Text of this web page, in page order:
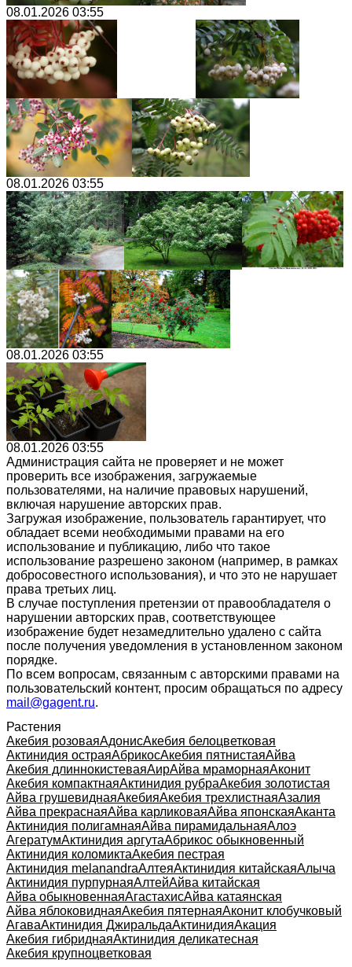
08.01.2026 03:55
08.01.2026 03:55
08.01.2026 03:55
08.01.2026 03:55
Администрация сайта не проверяет и не может
проверить все изображения, загружаемые
пользователями, на наличие правовых нарушений,
включая нарушение авторских прав.
Загружая изображение, пользователь гарантирует, что
обладает всеми необходимыми правами на его
использование и публикацию, либо что такое
использование разрешено законом (например, в рамках
добросовестного использования), и что это не нарушает
права третьих лиц.
В случае поступления претензии от правообладателя о
нарушении авторских прав, соответствующее
изображение будет незамедлительно удалено с сайта
после получения уведомления в установленном законом
порядке.
По всем вопросам, связанным с авторскими правами на
пользовательский контент, просим обращаться по адресу
mail@gagent.ru.
Растения
Акебия розоваяАдонисАкебия белоцветковая
Актинидия остраяАбрикосАкебия пятнистаяАйва
Акебия длиннокистеваяАирАйва мраморнаяАконит
Акебия компактнаяАктинидия рубраАкебия золотистая
Айва грушевиднаяАкебияАкебия трехлистнаяАзалия
Айва прекраснаяАйва карликоваяАйва японскаяАканта
Актинидия полигамнаяАйва пирамидальнаяАлоэ
АгератумАктинидия аргутаАбрикос обыкновенный
Актинидия коломиктаАкебия пестрая
Актинидия melanandraАлтеяАктинидия китайскаяАлыча
Актинидия пурпурнаяАлтейАйва китайская
Айва обыкновеннаяАгастахисАйва катаянская
Айва яблоковиднаяАкебия пятернаяАконит клобучковый
АгаваАктинидия ДжиральдаАктинидияАкация
Акебия гибриднаяАктинидия деликатесная
Акебия крупноцветковая